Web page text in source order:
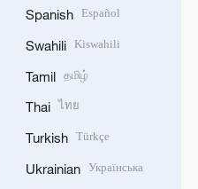
Spanish Español
Swahili Kiswahili
Tamil தமிழ்
Thai ไทย
Turkish Türkçe
Ukrainian Українська